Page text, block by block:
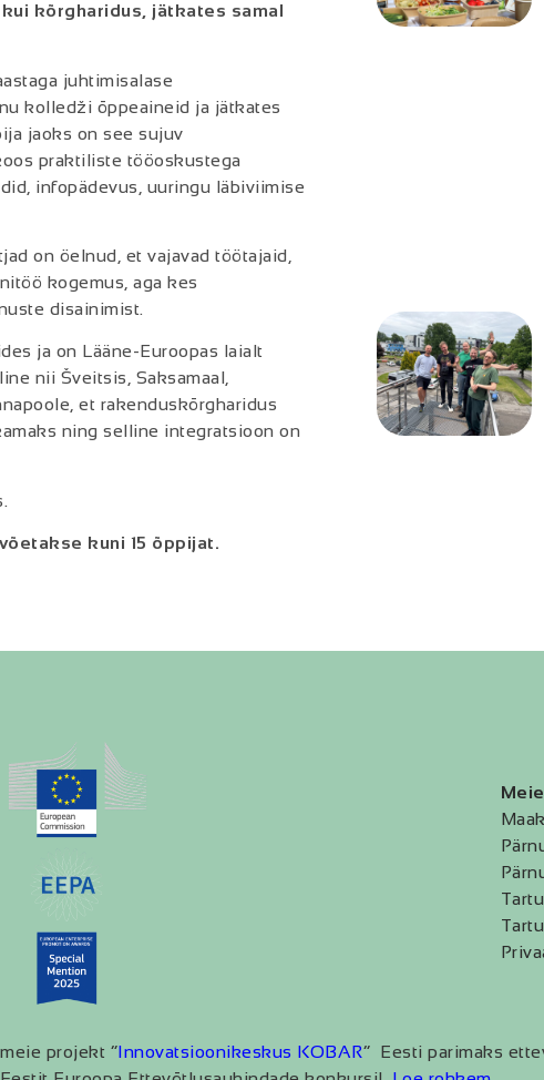
kõrgharidus, jätkates samal
juhtimisalase
kolledži õppeaineid ja jätkates
jaoks on see sujuv
oos praktiliste tööoskustega
infopädevus, uuringu läbiviimise
on öelnud, et vajavad töötajaid
kogemus, aga kes
te disainimist.
ja on Lääne-Euroopas laialt
nii Šveitsis, Saksamaal,
et rakenduskõrgharidus
ning selline integratsioon on
kuni 15 õppijat.
projekt “Innovatsioonikeskus KOBAR” Eesti parimaks